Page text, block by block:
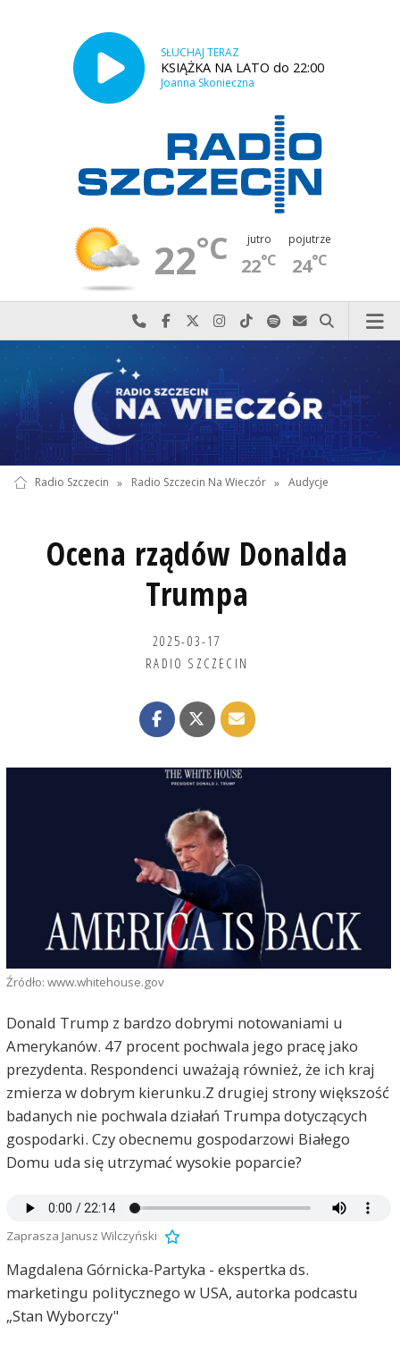
SŁUCHAJ TERAZ
KSIĄŻKA NA LATO do 22:00
Joanna Skonieczna
22°C jutro
22°C
pojutrze
24°C
Najlepiej po prostu do nas zadzwoń
Odwiedź nas na Facebook-u
Odwiedź nas na X
Odwiedź nas na Instagram-ie
Odwiedź nas na TikTok-u
Szukaj nas na Spotify
Wyślij do nas
Szukaj
Radio Szczecin » Radio Szczecin Na Wieczór » Audycje
Ocena rządów Donalda
Trumpa
2025-03-17
RADIO SZCZECIN
Źródło: www.whitehouse.gov
Donald Trump z bardzo dobrymi notowaniami u
Amerykanów. 47 procent pochwala jego pracę jako
prezydenta. Respondenci uważają również, że ich kraj
zmierza w dobrym kierunku.Z drugiej strony większość
badanych nie pochwala działań Trumpa dotyczących
gospodarki. Czy obecnemu gospodarzowi Białego
Domu uda się utrzymać wysokie poparcie?
Zaprasza Janusz Wilczyński
Magdalena Górnicka-Partyka - ekspertka ds.
marketingu politycznego w USA, autorka podcastu
„Stan Wyborczy"